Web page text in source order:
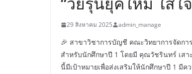
29 สิงหาคม 2025 admin_manage
🎉 สาขาวิชาการบัญชี คณะวิทยาการจัดกา
สำหรับนักศึกษาปี 1 โดยมี คุณวัชรินทร์ เส
นี้มีเป้าหมายเพื่อส่งเสริมให้นักศึกษาปี 1 มี